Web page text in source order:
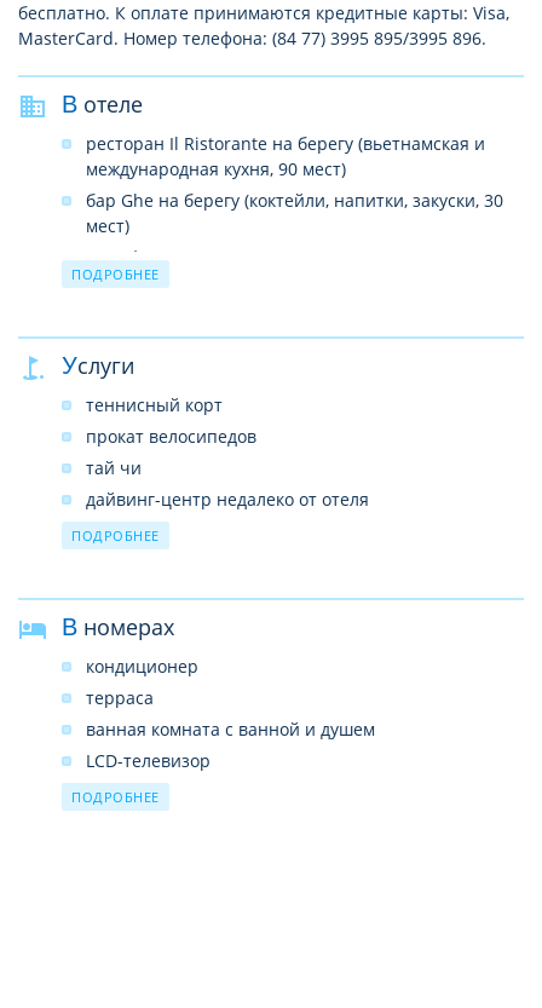
бесплатно. К оплате принимаются кредитные карты: Visa,
MasterCard. Номер телефона: (84 77) 3995 895/3995 896.
В отеле
ресторан Il Ristorante на берегу (вьетнамская и
международная кухня, 90 мест)
бар Ghe на берегу (коктейли, напитки, закуски, 30
мест)
2 конференц-зала на 40-100 человек
спа-центр
прачечная
врач
ПОДРОБНЕЕ
Услуги
теннисный корт
прокат велосипедов
тай чи
дайвинг-центр недалеко от отеля
водные виды спорта
ПОДРОБНЕЕ
В номерах
кондиционер
терраса
ванная комната с ванной и душем
LCD-телевизор
DVD-плеер
ПОДРОБНЕЕ